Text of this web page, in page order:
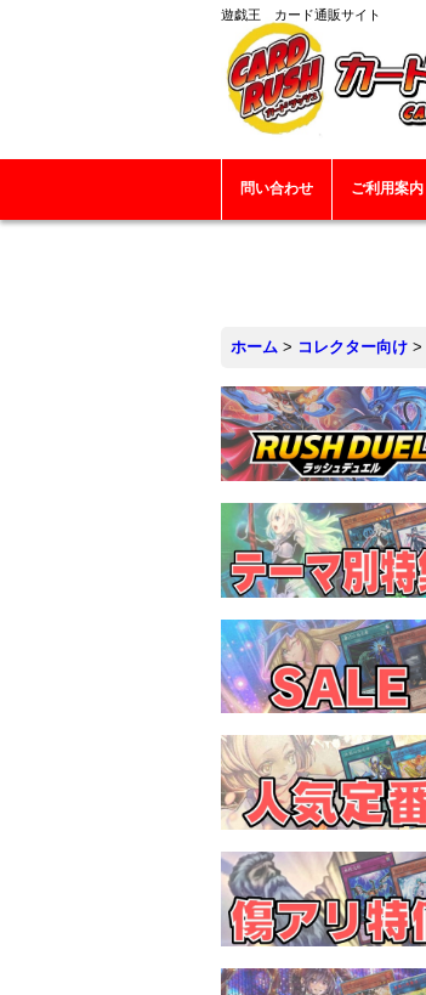
遊戯王 カード通販サイト
問い合わせ ご利用案内
ホーム > コレクター向け >